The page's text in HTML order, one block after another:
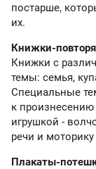
постарше,
их.
Книжки-
Книжки с
темы: семья,
Специальные
к
игрушкой -
речи и моторику
Плакаты-